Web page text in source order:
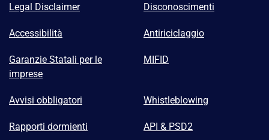
Legal Disclaimer Disconoscimenti
Accessibilità Antiriciclaggio
Garanzie Statali per le
imprese
MIFID
Avvisi obbligatori Whistleblowing
Rapporti dormienti API & PSD2